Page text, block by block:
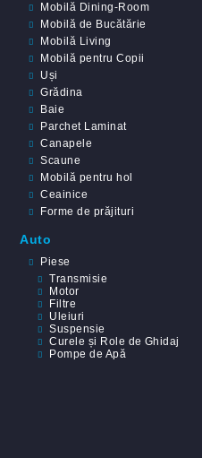
Mobilă Dining-Room
Mobilă de Bucătărie
Mobilă Living
Mobilă pentru Copii
Uși
Grădina
Baie
Parchet Laminat
Canapele
Scaune
Mobilă pentru hol
Ceainice
Forme de prăjituri
Auto
Piese
Transmisie
Motor
Filtre
Uleiuri
Suspensie
Curele și Role de Ghidaj
Pompe de Apă